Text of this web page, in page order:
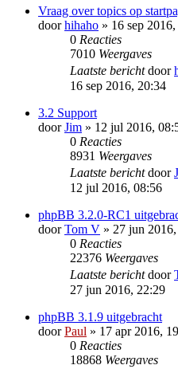
Vraag over topics op
doorhihaho » 16 sep
0 Reacties
7010 Weergaves
Laatste berichtdoor
16 sep 2016, 20:34
3.2 Support
doorJim » 12 jul 2016,
0 Reacties
8931 Weergaves
Laatste berichtdoor
12 jul 2016, 08:56
phpBB 3.2.0-RC1
doorTom V » 27 jun
0 Reacties
22376 Weergaves
Laatste berichtdoor
27 jun 2016, 22:29
phpBB 3.1.9 uitgebracht
doorPaul » 17 apr 2016,
0 Reacties
18868 Weergaves